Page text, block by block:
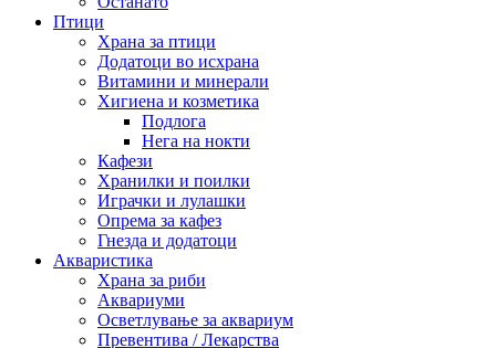
Птици
Храна за птици
Додатоци во исхрана
Витамини и минерали
Хигиена и козметика
Подлога
Нега на нокти
Кафези
Хранилки и поилки
Играчки и лулашки
Опрема за кафез
Гнезда и додатоци
Акваристика
Храна за риби
Аквариуми
Осветлување за аквариум
Превентива / Лекарства